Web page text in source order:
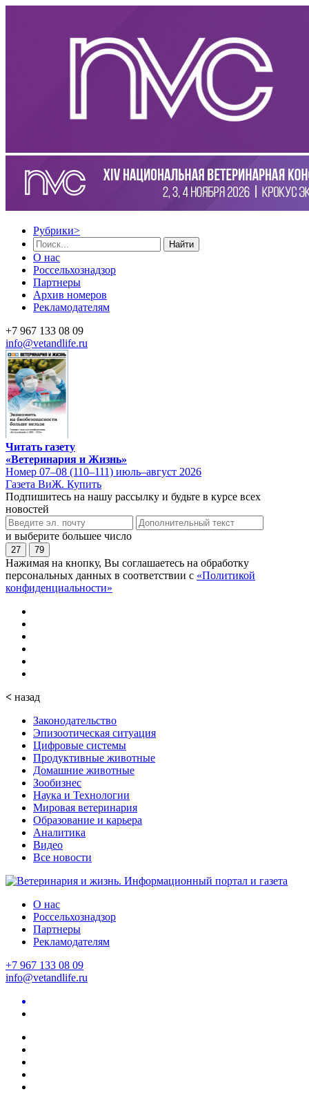
Рубрики>
Найти
О нас
Россельхознадзор
Партнеры
Архив номеров
Рекламодателям
+7 967 133 08 09
info@vetandlife.ru
Читать газету
«Ветеринария и Жизнь»
Номер 07–08 (110–111) июль–август 2026
Газета ВиЖ. Купить
Подпишитесь на нашу рассылку и будьте в курсе всех
новостей
и выберите большее число
27 79
Нажимая на кнопку, Вы соглашаетесь на обработку
персональных данных в соответствии с «Политикой
конфиденциальности»
< назад
Законодательство
Эпизоотическая ситуация
Цифровые системы
Продуктивные животные
Домашние животные
Зообизнес
Наука и Технологии
Мировая ветеринария
Образование и карьера
Аналитика
Видео
Все новости
О нас
Россельхознадзор
Партнеры
Рекламодателям
+7 967 133 08 09
info@vetandlife.ru